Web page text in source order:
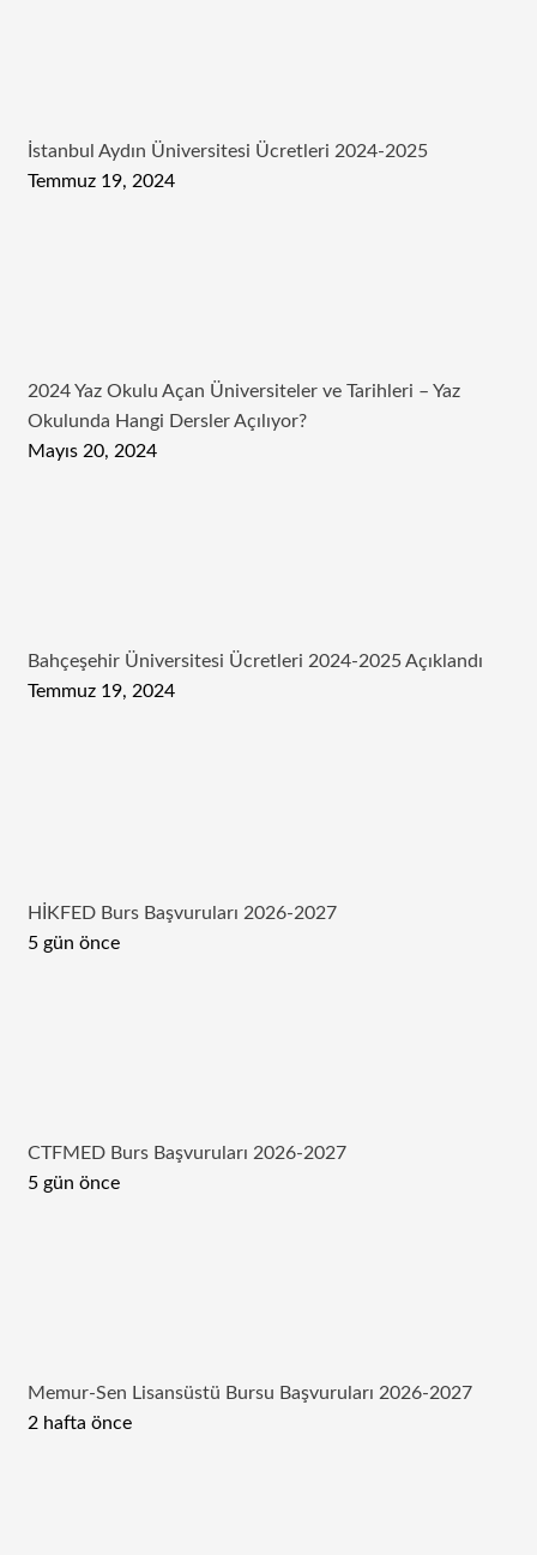
İstanbul Aydın Üniversitesi Ücretleri 2024-2025
Temmuz 19, 2024
2024 Yaz Okulu Açan Üniversiteler ve Tarihleri – Yaz
Okulunda Hangi Dersler Açılıyor?
Mayıs 20, 2024
Bahçeşehir Üniversitesi Ücretleri 2024-2025 Açıklandı
Temmuz 19, 2024
HİKFED Burs Başvuruları 2026-2027
5 gün önce
CTFMED Burs Başvuruları 2026-2027
5 gün önce
Memur-Sen Lisansüstü Bursu Başvuruları 2026-2027
2 hafta önce